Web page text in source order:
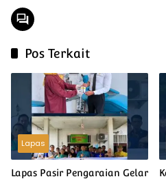
Pos Terkait
Lapas
Lapas Pasir Pengaraian Gelar